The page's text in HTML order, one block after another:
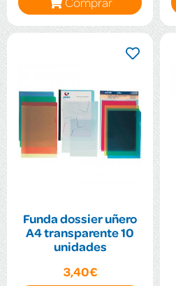
Funda dossier uñero
A4 transparente 10
unidades
3,40€